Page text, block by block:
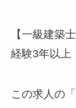
【一級建築
経験3年以上
この求人の